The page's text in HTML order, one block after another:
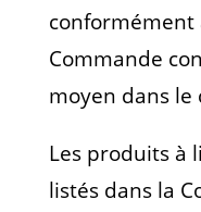
conformément
Commande
moyen dans le
Les produits à
listés dans la